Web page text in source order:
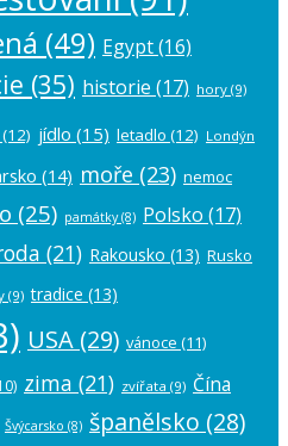
(49) Egypt(16)
(35) historie (17) hory (9)
(12) jídlo (15) letadlo (12) Londýn
(14) moře (23) nemoc
(25) památky(8) Polsko (17)
(21) Rakousko (13) Rusko
(9) tradice (13)
USA (29) vánoce (11)
zima (21) zvířata (9) Čína
Švýcarsko (8) španělsko (28)